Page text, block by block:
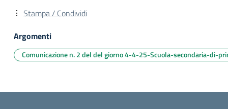
Stampa / Condividi
Argomenti
Comunicazione n. 2 del del giorno 4-4-25-Scuola-secondaria-di-